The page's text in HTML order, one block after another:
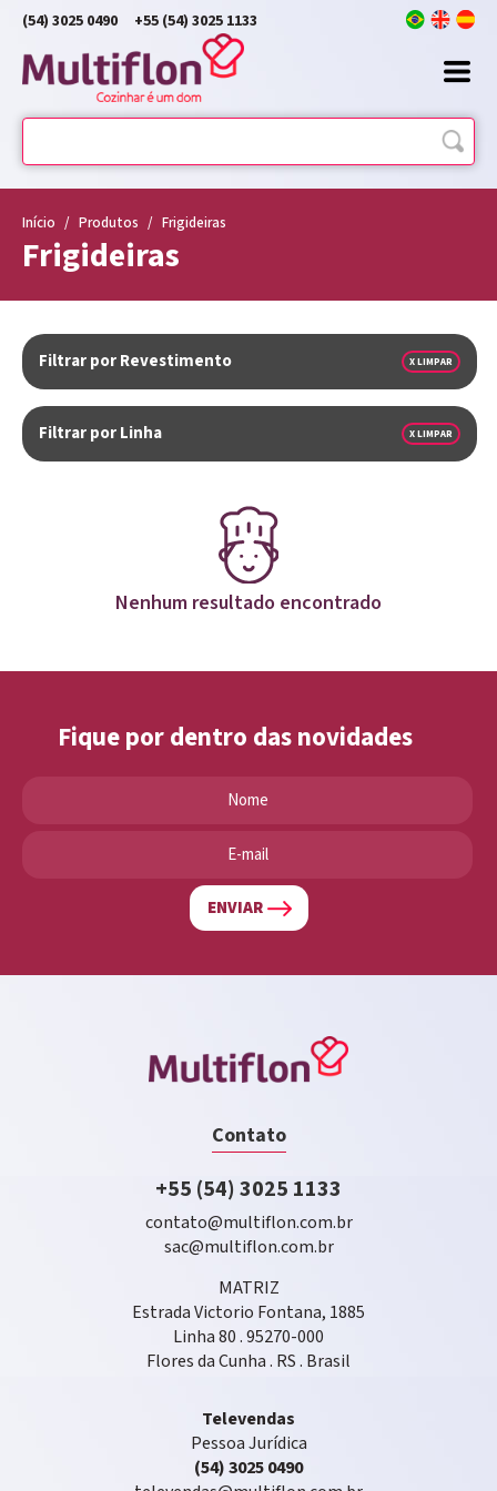
(54) 3025 0490 +55 (54) 3025 1133
Início / Produtos / Frigideiras
Frigideiras
Filtrar por Revestimento X LIMPAR
Filtrar por Linha X LIMPAR
Nenhum resultado encontrado
Fique por dentro das novidades
ENVIAR
Contato
+55 (54) 3025 1133
contato@multiflon.com.br
sac@multiflon.com.br
MATRIZ
Estrada Victorio Fontana, 1885
Linha 80 . 95270-000
Flores da Cunha . RS . Brasil
Televendas
Pessoa Jurídica
(54) 3025 0490